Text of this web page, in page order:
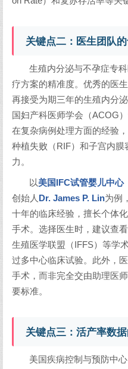
关键点二：医生团队
生殖内分泌与不孕症专
疗方案的精准度。优秀的医
再接受为期三年的生殖内分
国妇产科医师学会（ACOG
在复杂病例处理方面的经验
种植失败（RIF）和子宫内
力。
以美国IFC试管婴儿中心
创始人 Dr. James P. Lin为例
十年的临床经验，擅长个体
手术。选择医生时，建议查
生殖医学联盟（IFFS）等学
过多中心临床试验。此外，
手术，而非完全交由助理医
要标准。
关键点三：活产率数
美国疾病控制与预防中